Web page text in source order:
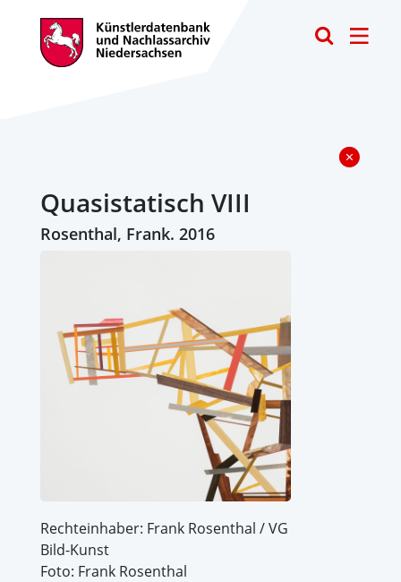
Quasistatisch VIII
Rosenthal, Frank. 2016
Rechteinhaber: Frank Rosenthal / VG
Bild-Kunst
Foto: Frank Rosenthal